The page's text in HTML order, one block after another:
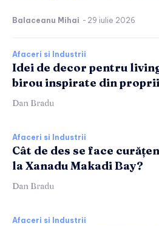
Balaceanu Mihai - 29 iulie 2026
Afaceri si Industrii
Idei de decor pentru
birou inspirate din
Dan Bradu
Afaceri si Industrii
Cât de des se face
la Xanadu Makadi Bay?
Dan Bradu
Afaceri si Industrii